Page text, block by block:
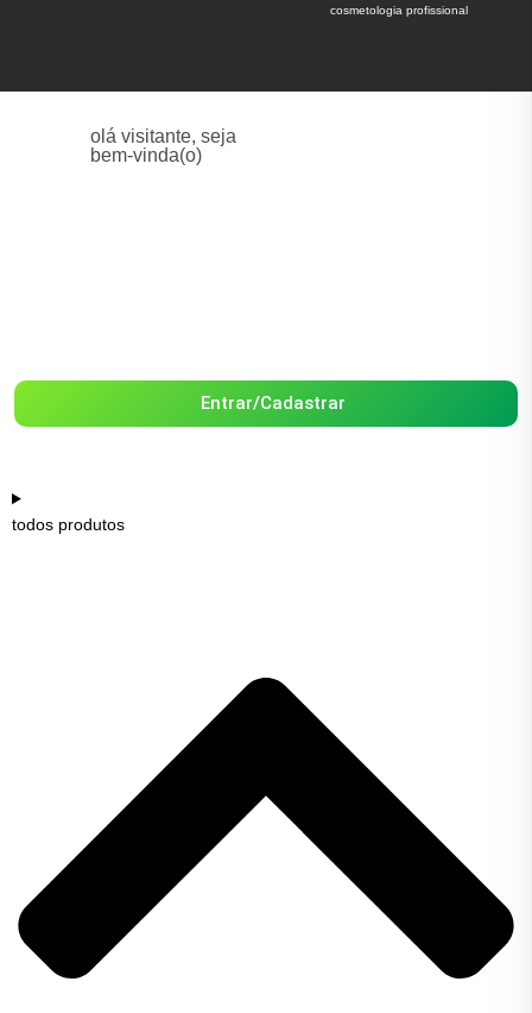
cosmetologia profissional
olá visitante, seja
bem-vinda(o)
Entrar/Cadastrar
todos produtos